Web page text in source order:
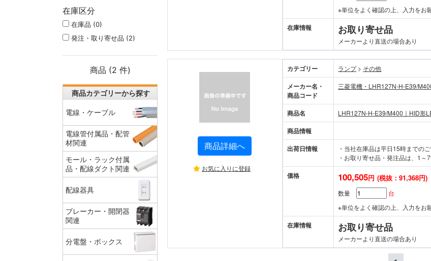
※単位をよく確認の上、入力をお
在庫情報 お取り寄せ品
メーカーより直送の場合あり
商品詳細へ
お気に入りに登録
カテゴリー ランプ > その他
メーカー名・
商品コード
三菱電機・LHR127N-H-E39/
商品名 LHR127N-H-E39/M400｜HID形
商品情報
出荷日情報
・当社在庫品は平日15時までの
・お取り寄せ品・発注品は、1
価格 100,505円 (税抜：91,368円)
数量
台
※単位をよく確認の上、入力をお
在庫情報 お取り寄せ品
メーカーより直送の場合あり
在庫区分
在庫品 (0)
発注・取り寄せ品 (2)
商品 (2 件)
商品カテゴリーから探す
電線・ケーブル
電線管付属品・配管
材関連
モール・ラック付属
品・配線ダクト関連
配線器具
ブレーカー・開閉器
関連
分電盤・ボックス